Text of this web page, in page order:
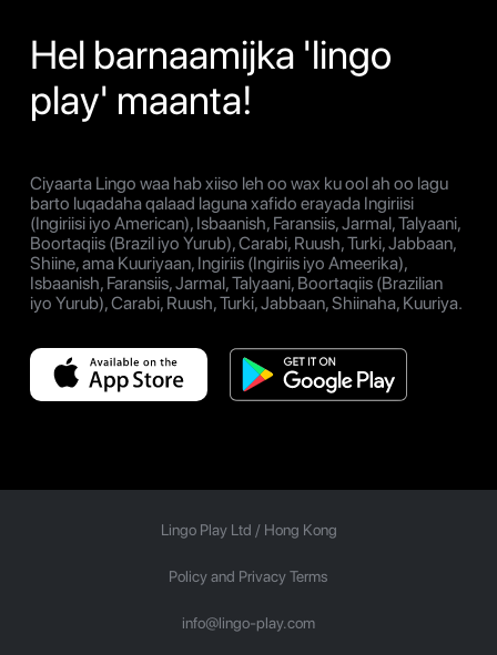
Hel barnaamijka 'lingo
play' maanta!
Ciyaarta Lingo waa hab xiiso leh oo wax ku ool ah oo lagu
barto luqadaha qalaad laguna xafido erayada Ingiriisi
(Ingiriisi iyo American), Isbaanish, Faransiis, Jarmal, Talyaani,
Boortaqiis (Brazil iyo Yurub), Carabi, Ruush, Turki, Jabbaan,
Shiine, ama Kuuriyaan, Ingiriis (Ingiriis iyo Ameerika),
Isbaanish, Faransiis, Jarmal, Talyaani, Boortaqiis (Brazilian
iyo Yurub), Carabi, Ruush, Turki, Jabbaan, Shiinaha, Kuuriya.
Lingo Play Ltd / Hong Kong
Policy and Privacy Terms
info@lingo-play.com